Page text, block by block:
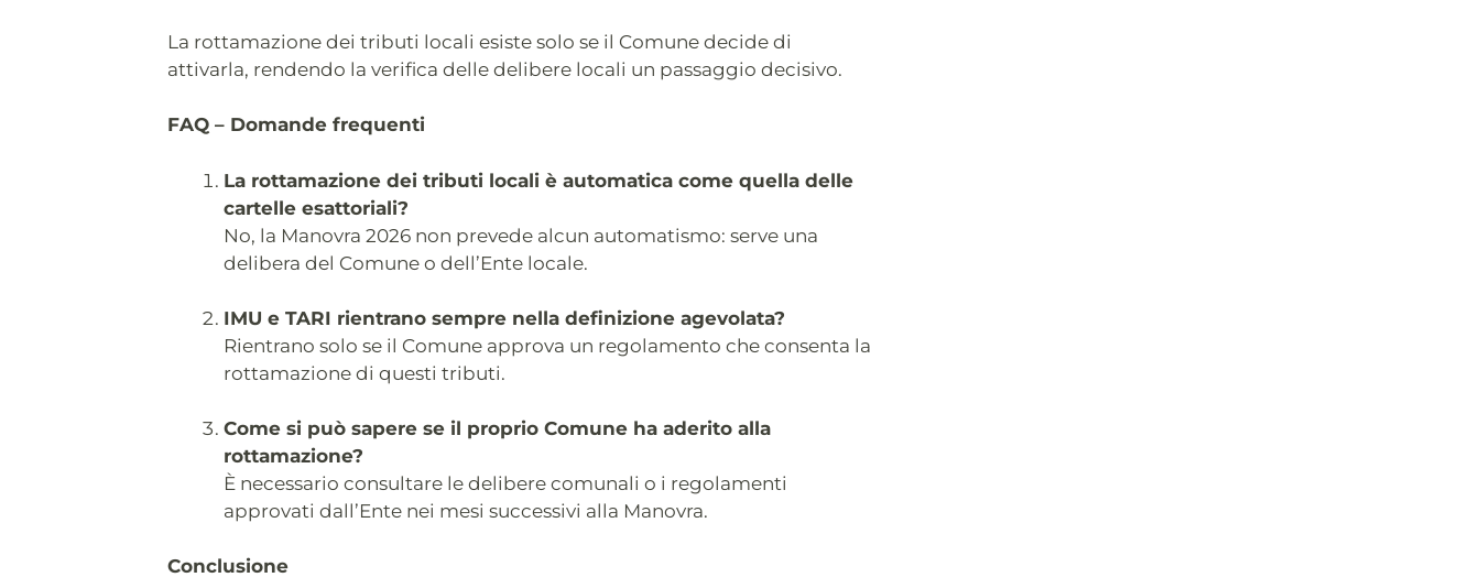
La rottamazione dei tributi locali esiste solo se il Comune decide di
attivarla, rendendo la verifica delle delibere locali un passaggio decisivo.
FAQ – Domande frequenti
La rottamazione dei tributi locali è automatica come quella delle
cartelle esattoriali?
No, la Manovra 2026 non prevede alcun automatismo: serve una
delibera del Comune o dell’Ente locale.
IMU e TARI rientrano sempre nella definizione agevolata?
Rientrano solo se il Comune approva un regolamento che consenta la
rottamazione di questi tributi.
Come si può sapere se il proprio Comune ha aderito alla
rottamazione?
È necessario consultare le delibere comunali o i regolamenti
approvati dall’Ente nei mesi successivi alla Manovra.
Conclusione